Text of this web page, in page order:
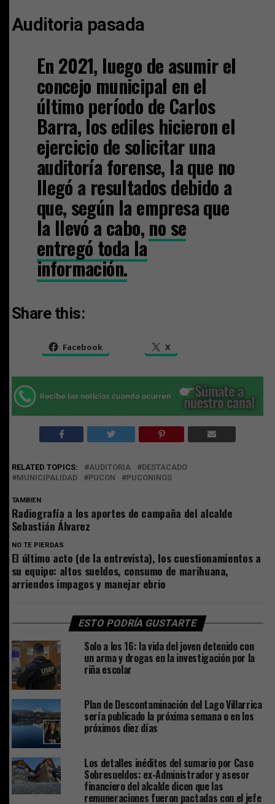
Auditoria pasada
En 2021, luego de asumir el
concejo municipal en el
último período de Carlos
Barra, los ediles hicieron el
ejercicio de solicitar una
auditoría forense, la que no
llegó a resultados debido a
que, según la empresa que
la llevó a cabo, no se
entregó toda la
información.
Share this:
Facebook X
RELATED TOPICS: AUDITORIA
DESTACADO
MUNICIPALIDAD
PUCON PUCONINOS
TAMBIEN
Radiografía a los aportes de campaña del alcalde
Sebastián Álvarez
NO TE PIERDAS
El último acto (de la entrevista), los cuestionamientos a
su equipo: altos sueldos, consumo de marihuana,
arriendos impagos y manejar ebrio
ESTO PODRÍA GUSTARTE
Solo a los 16: la vida del joven detenido con
un arma y drogas en la investigación por la
riña escolar
Plan de Descontaminación del Lago Villarrica
sería publicado la próxima semana o en los
próximos diez días
Los detalles inéditos del sumario por Caso
Sobresueldos: ex-Administrador y asesor
financiero del alcalde dicen que las
remuneraciones fueron pactadas con el jefe